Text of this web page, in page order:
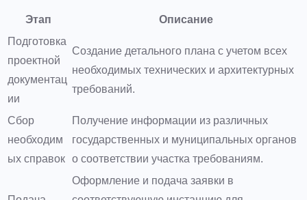
Этап
Описание
Подготовка
проектной
документац
ии
Создание детального плана с учетом всех
необходимых технических и архитектурных
требований.
Сбор
необходим
ых справок
Получение информации из различных
государственных и муниципальных органов
о соответствии участка требованиям.
Оформление и подача заявки в